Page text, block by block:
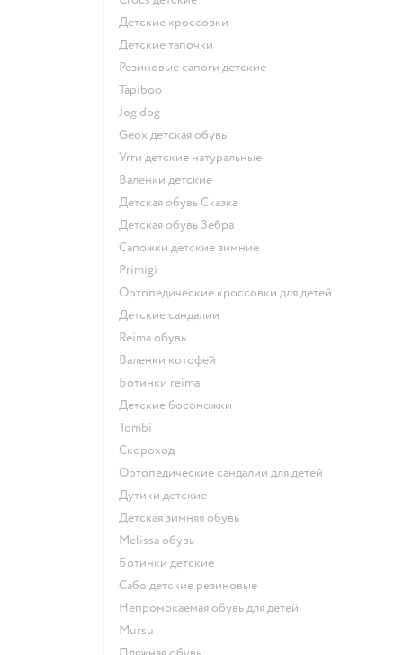
Детские кроссовки
Детские тапочки
Резиновые сапоги детские
Tapiboo
Jog dog
Geox детская обувь
Угги детские натуральные
Валенки детские
Детская обувь Сказка
Детская обувь Зебра
Сапожки детские зимние
Primigi
Ортопедические кроссовки для детей
Детские сандалии
Reima обувь
Валенки котофей
Ботинки reima
Детские босоножки
Tombi
Скороход
Ортопедические сандалии для детей
Дутики детские
Детская зимняя обувь
Melissa обувь
Ботинки детские
Сабо детские резиновые
Непромокаемая обувь для детей
Mursu